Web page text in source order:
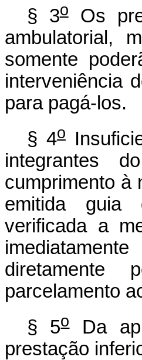
§ 3oOs
ambulatorial,
somente
interveniência
para pagá-los.
§ 4o
integrantes
cumprimento à
emitida guia
verificada a
diretamente
parcelamento
§ 5oDa
prestação